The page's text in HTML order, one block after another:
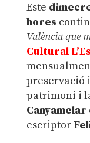
Este
hores
València que
Cultural
preservació
patrimoni i
Canyamelar
escriptor